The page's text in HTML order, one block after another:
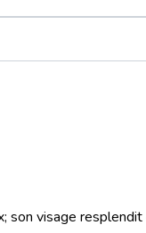
son visage